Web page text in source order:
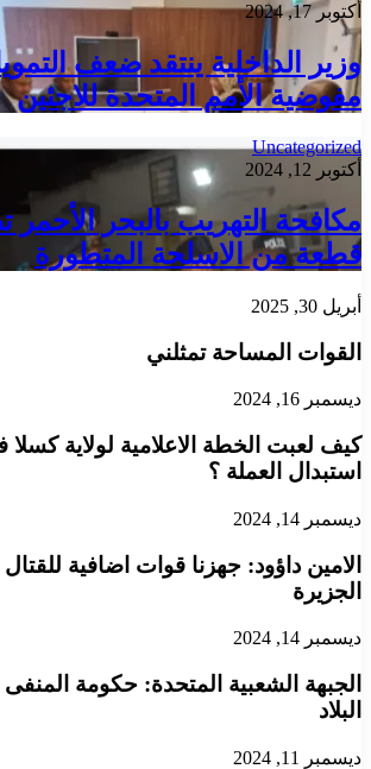
أكتوبر 17, 2024
وزير الداخلية ينتقد ضعف
مفوضية الأمم المتحدة للاجئين
Uncategorized
أكتوبر 12, 2024
قطعة من الاسلحة المتطورة
أبريل 30, 2025
القوات المساحة تمثلني
ديسمبر 16, 2024
كيف لعبت الخطة الاعلامية لولاية كسلا
استبدال العملة ؟
ديسمبر 14, 2024
الامين داؤود: جهزنا قوات اضافية
الجزيرة
ديسمبر 14, 2024
الجبهة الشعبية المتحدة: حكومة
البلاد
ديسمبر 11, 2024